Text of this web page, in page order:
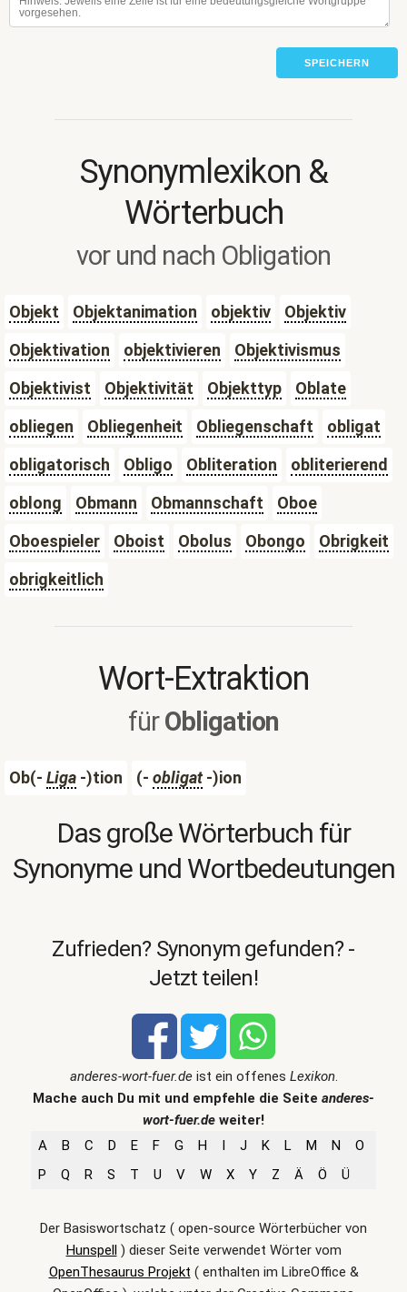
SPEICHERN
Synonymlexikon &
Wörterbuch
vor und nach Obligation
Objekt Objektanimation objektiv
Objektiv
Objektivation
objektivieren
Objektivismus
Objektivist
Objektivität Objekttyp
Oblate
obliegen
Obliegenheit Obliegenschaft
obligat
obligatorisch
Obligo Obliteration
obliterierend
oblong
Obmann Obmannschaft
Oboe
Oboespieler
Oboist Obolus Obongo
Obrigkeit
obrigkeitlich
Wort-Extraktion
fürObligation
Ob(- Liga -)tion (- obligat-)ion
Das große Wörterbuch für
Synonyme und Wortbedeutungen
Zufrieden? Synonym gefunden? -
Jetzt teilen!
anderes-wort-fuer.deist ein offenes Lexikon.
Mache auch Du mit und empfehle die Seite anderes-
wort-fuer.de weiter!
A
B C D E F G H I J K L M N
O
P
Q R S T U V W X Y Z Ä Ö Ü
Der Basiswortschatz ( open-source Wörterbücher von
Hunspell) dieser Seite verwendet Wörter vom
OpenThesaurus Projekt ( enthalten im LibreOffice &